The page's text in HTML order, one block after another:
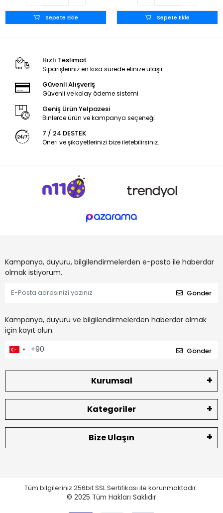
Sepete Ekle Sepete Ekle
Hızlı Teslimat
Siparişleriniz en kısa sürede elinize ulaşır.
Güvenli Alışveriş
Güvenli ve kolay ödeme sistemi
Geniş Ürün Yelpazesi
Binlerce ürün ve kampanya seçeneği
7 / 24 DESTEK
Öneri ve şikayetlerinizi bize iletebilirsiniz.
Kampanya, duyuru, bilgilendirmelerden e-posta ile haberdar
olmak istiyorum.
Gönder
Kampanya, duyuru ve bilgilendirmelerden haberdar olmak
için kayıt olun.
Gönder
Kurumsal
Kategoriler
Bize Ulaşın
Tüm bilgileriniz 256bit SSL Sertifikası ile korunmaktadır.
© 2025 Tüm Hakları Saklıdır